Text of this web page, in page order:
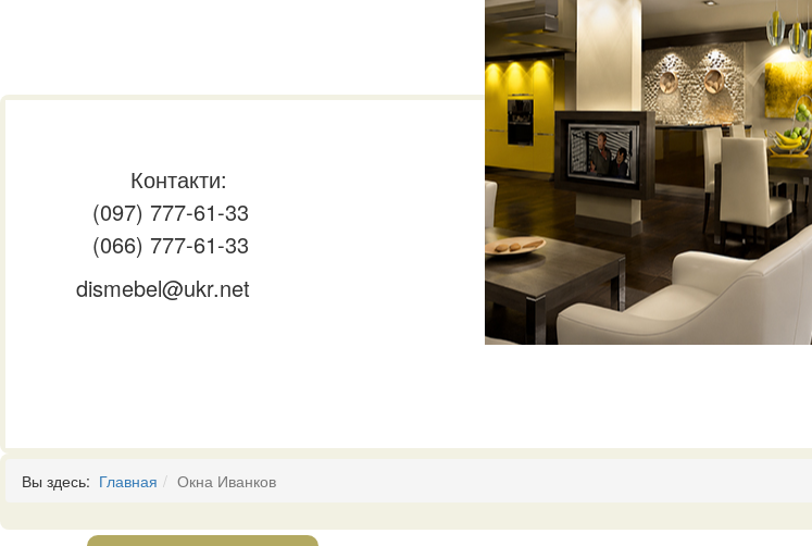
Контакти:
(097) 777-61-33
(066) 777-61-33
dismebel@ukr.net
Вы здесь: Главная Окна Иванков